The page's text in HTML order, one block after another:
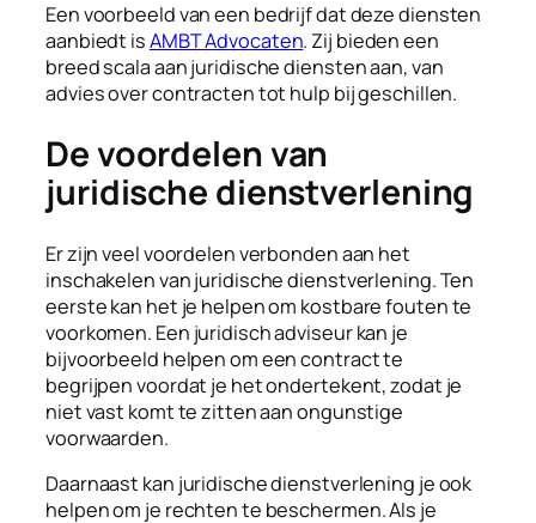
Een voorbeeld van een bedrijf dat deze diensten
aanbiedt isAMBT Advocaten. Zij bieden een
breed scala aan juridische diensten aan, van
advies over contracten tot hulp bij geschillen.
De voordelen van
juridische dienstverlening
Er zijn veel voordelen verbonden aan het
inschakelen van juridische dienstverlening. Ten
eerste kan het je helpen om kostbare fouten te
voorkomen. Een juridisch adviseur kan je
bijvoorbeeld helpen om een contract te
begrijpen voordat je het ondertekent, zodat je
niet vast komt te zitten aan ongunstige
voorwaarden.
Daarnaast kan juridische dienstverlening je ook
helpen om je rechten te beschermen. Als je